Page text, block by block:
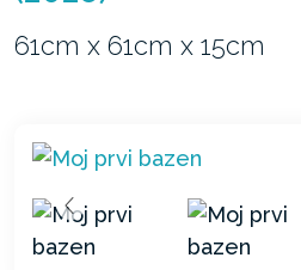
61cm x 61cm x 15cm